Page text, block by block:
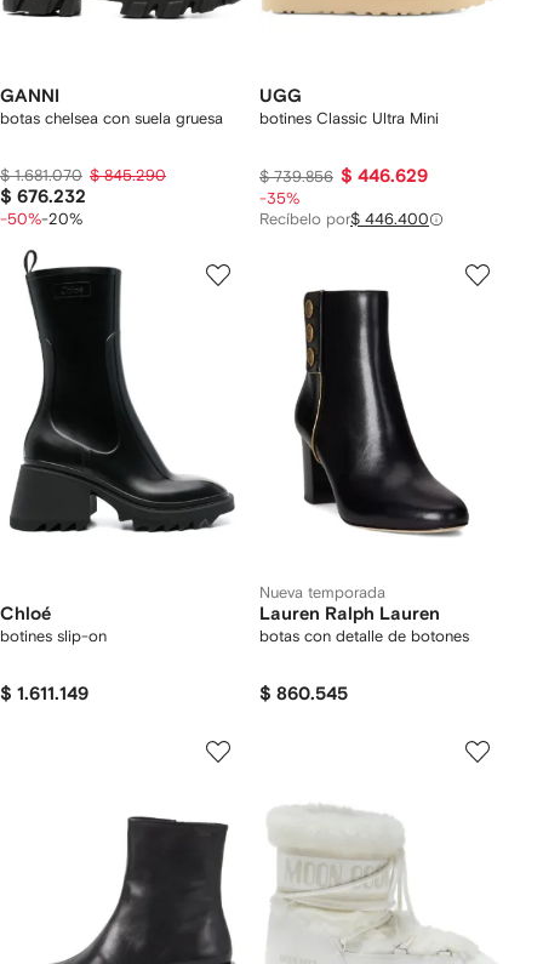
GANNI
botas chelsea con suela gruesa
$ 1.681.070 $ 845.290
$ 676.232
-50%-20%
UGG
botines Classic Ultra Mini
$ 739.856 $ 446.629
-35%
Recíbelo por$ 446.400
Chloé
botines slip-on
$ 1.611.149
Nueva temporada
Lauren Ralph Lauren
botas con detalle de botones
$ 860.545